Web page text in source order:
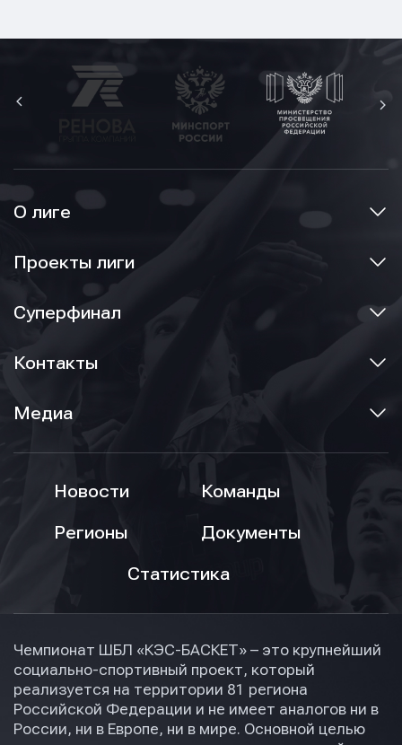
О лиге
Проекты лиги
Суперфинал
Контакты
Медиа
Новости
Команды
Регионы
Документы
Статистика
Чемпионат ШБЛ «КЭС-БАСКЕТ» – это крупнейший
социально-спортивный проект, который
реализуется на территории 81 региона
Российской Федерации и не имеет аналогов ни в
России, ни в Европе, ни в мире. Основной целью